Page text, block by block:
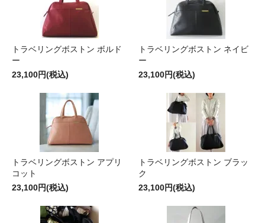
トラベリングボストン ボルド
ー
23,100円(税込)
トラベリングボストン ネイビ
ー
23,100円(税込)
トラベリングボストン アプリ
コット
23,100円(税込)
トラベリングボストン ブラッ
ク
23,100円(税込)